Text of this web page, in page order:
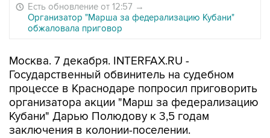
Есть обновление от 12:57 →
Организатор "Марша за федерализацию Кубани"
обжаловала приговор
Москва. 7 декабря. INTERFAX.RU -
Государственный обвинитель на судебном
процессе в Краснодаре попросил приговорить
организатора акции "Марш за федерализацию
Кубани" Дарью Полюдову к 3,5 годам
заключения в колонии-поселении.